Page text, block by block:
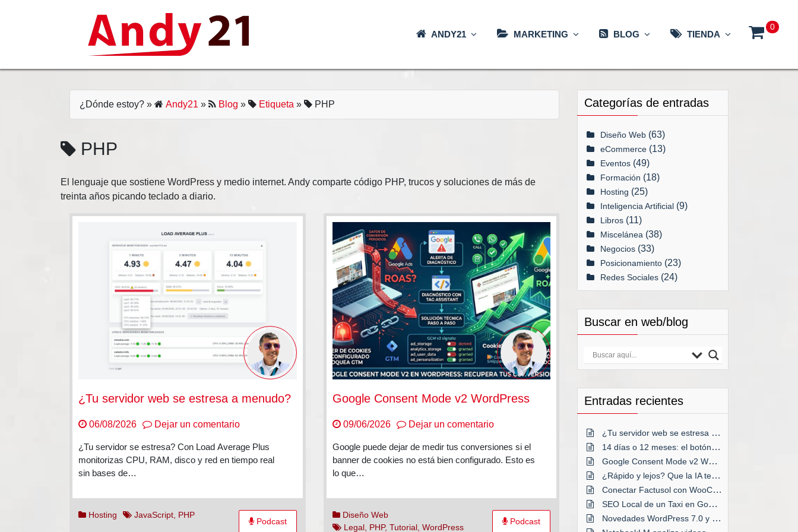
0
ANDY21 MARKETING BLOG TIENDA
¿Dónde estoy? » Andy21 » Blog » Etiqueta » PHP
PHP
El lenguaje que sostiene WordPress y medio internet. Andy comparte código PHP, trucos y soluciones de más de
treinta años picando teclado a diario.
¿Tu servidor web se estresa a menudo?
06/08/2026 Dejar un comentarioen
servidor
web
a
menudo?
¿Tu servidor se estresa? Con Load Average Plus
monitorizas CPU, RAM, disco y red en tiempo real
sin bases de…
Hosting JavaScript PHP
Podcast
Google Consent Mode v2 WordPress
09/06/2026 Dejar un comentarioen
Consent
Mode
Google puede dejar de medir tus conversiones si el
banner de cookies no está bien configurado. Esto es
lo que…
Diseño Web
Legal, PHP, Tutorial, WordPress
Podcast
Categorías de entradas
Diseño Web (63)
eCommerce (13)
Eventos (49)
Formación (18)
Hosting (25)
Inteligencia Artificial (9)
Libros (11)
Miscelánea (38)
Negocios (33)
Posicionamiento (23)
Redes Sociales (24)
Buscar en web/blog
Entradas recientes
¿Tu servidor web se estresa a menudo?
14 días o 12 meses: el botón decisivo
Google Consent Mode v2 WordPress
¿Rápido y lejos? Que la IA te acompañe
Conectar Factusol con WooCommerce
SEO Local de un Taxi en Google Maps
Novedades WordPress 7.0 y anteriores